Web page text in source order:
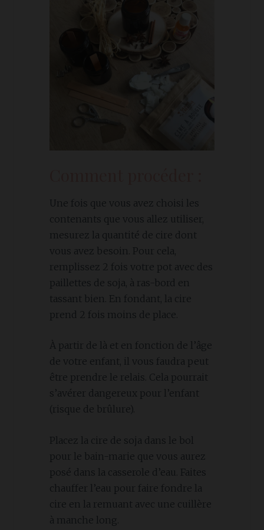
Une fois que vous avez choisi les
contenants que vous allez utiliser,
mesurez la quantité de cire dont
vous avez besoin. Pour cela,
remplissez 2 fois votre pot avec des
paillettes de soja, à ras-bord en
tassant bien. En fondant, la cire
prend 2 fois moins de place.
À partir de là et en fonction de l’âge
de votre enfant, il vous faudra peut
être prendre le relais. Cela pourrait
s’avérer dangereux pour l’enfant
(risque de brûlure).
Placez la cire de soja dans le bol
pour le bain-marie que vous aurez
posé dans la casserole d’eau. Faites
chauffer l’eau pour faire fondre la
cire en la remuant avec une cuillère
à manche long.